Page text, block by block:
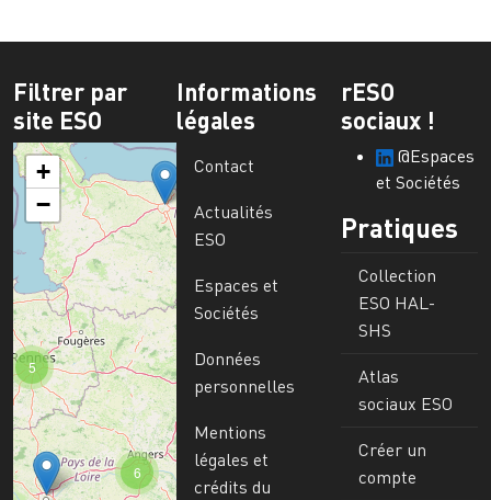
Filtrer par
site ESO
6
5
+
−
Informations
légales
Contact
Actualités
ESO
Espaces et
Sociétés
Données
personnelles
Mentions
légales et
crédits du
rESO
sociaux !
@Espaces
et Sociétés
Pratiques
Collection
ESO HAL-
SHS
Atlas
sociaux ESO
Créer un
compte